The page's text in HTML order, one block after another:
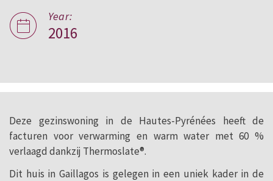
Year:
2016
Deze gezinswoning in de Hautes-Pyrénées heeft de
facturen voor verwarming en warm water met 60 %
verlaagd dankzij Thermoslate®.
Dit huis in Gaillagos is gelegen in een uniek kader in de